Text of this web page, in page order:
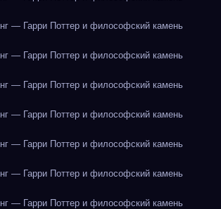
— Гарри Поттер и философский камень
— Гарри Поттер и философский камень
— Гарри Поттер и философский камень
— Гарри Поттер и философский камень
— Гарри Поттер и философский камень
— Гарри Поттер и философский камень
— Гарри Поттер и философский камень